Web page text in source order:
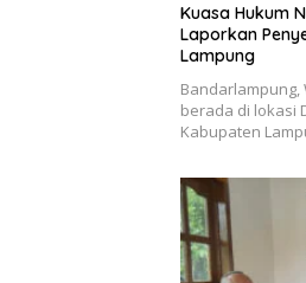
Kuasa Hukum
Laporkan
Lampung
Bandarlampung,
berada di lokasi
Kabupaten